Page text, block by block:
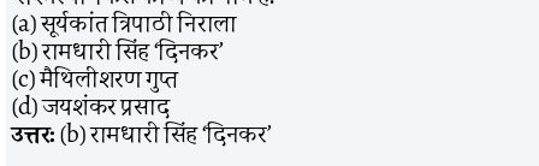
(a) सूर्यकांत त्रिपाठी निराला
(b) रामधारी सिंह ‘दिनकर’
(c) मैथिलीशरण गुप्त
(d) जयशंकर प्रसाद
उत्तर:(b) रामधारी सिंह ‘दिनकर’